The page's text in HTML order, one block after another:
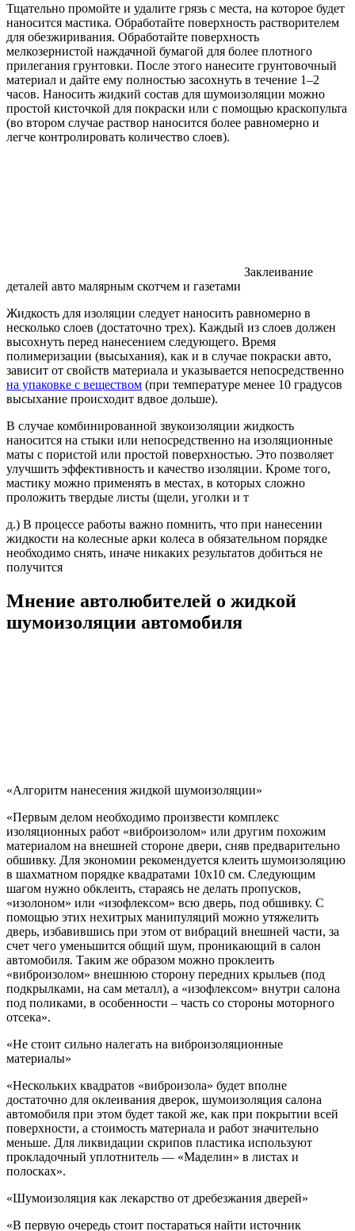
Тщательно промойте и удалите грязь с места, на которое будет
наносится мастика. Обработайте поверхность растворителем
для обезжиривания. Обработайте поверхность
мелкозернистой наждачной бумагой для более плотного
прилегания грунтовки. После этого нанесите грунтовочный
материал и дайте ему полностью засохнуть в течение 1–2
часов. Наносить жидкий состав для шумоизоляции можно
простой кисточкой для покраски или с помощью краскопульта
(во втором случае раствор наносится более равномерно и
легче контролировать количество слоев).
Заклеивание
деталей авто малярным скотчем и газетами
Жидкость для изоляции следует наносить равномерно в
несколько слоев (достаточно трех). Каждый из слоев должен
высохнуть перед нанесением следующего. Время
полимеризации (высыхания), как и в случае покраски авто,
зависит от свойств материала и указывается непосредственно
на упаковке с веществом (при температуре менее 10 градусов
высыхание происходит вдвое дольше).
В случае комбинированной звукоизоляции жидкость
наносится на стыки или непосредственно на изоляционные
маты с пористой или простой поверхностью. Это позволяет
улучшить эффективность и качество изоляции. Кроме того,
мастику можно применять в местах, в которых сложно
проложить твердые листы (щели, уголки и т
д.) В процессе работы важно помнить, что при нанесении
жидкости на колесные арки колеса в обязательном порядке
необходимо снять, иначе никаких результатов добиться не
получится
Мнение автолюбителей о жидкой
шумоизоляции автомобиля
«Алгоритм нанесения жидкой шумоизоляции»
«Первым делом необходимо произвести комплекс
изоляционных работ «виброизолом» или другим похожим
материалом на внешней стороне двери, сняв предварительно
обшивку. Для экономии рекомендуется клеить шумоизоляцию
в шахматном порядке квадратами 10х10 см. Следующим
шагом нужно обклеить, стараясь не делать пропусков,
«изолоном» или «изофлексом» всю дверь, под обшивку. С
помощью этих нехитрых манипуляций можно утяжелить
дверь, избавившись при этом от вибраций внешней части, за
счет чего уменьшится общий шум, проникающий в салон
автомобиля. Таким же образом можно проклеить
«виброизолом» внешнюю сторону передних крыльев (под
подкрылками, на сам металл), а «изофлексом» внутри салона
под поликами, в особенности – часть со стороны моторного
отсека».
«Не стоит сильно налегать на виброизоляционные
материалы»
«Нескольких квадратов «виброизола» будет вполне
достаточно для оклеивания дверок, шумоизоляция салона
автомобиля при этом будет такой же, как при покрытии всей
поверхности, а стоимость материала и работ значительно
меньше. Для ликвидации скрипов пластика используют
прокладочный уплотнитель — «Маделин» в листах и
полосках».
«Шумоизоляция как лекарство от дребезжания дверей»
«В первую очередь стоит постараться найти источник